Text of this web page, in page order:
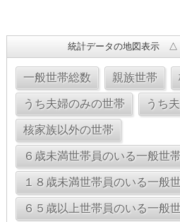
統計データの地図表示 △